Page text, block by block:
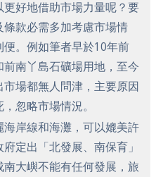
好地借助市場力量呢？要
款必需多加考慮市場情
。例如筆者早於10年前
南丫島石礦場用地，至今
場都無人問津，主要原因
忽略市場情況。
岸線和海灘，可以媲美許
定出「北發展、南保育」
大嶼不能有任何發展，旅